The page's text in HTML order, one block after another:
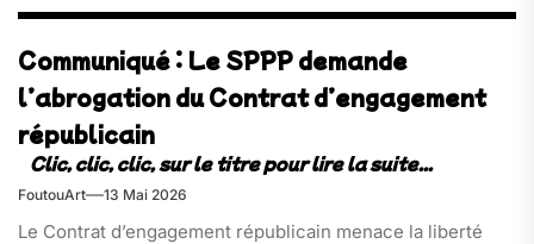
Communiqué : Le SPPP demande
l’abrogation du Contrat d’engagement
républicain​
FoutouArt 13 Mai 2026
Le Contrat d’engagement républicain menace la liberté